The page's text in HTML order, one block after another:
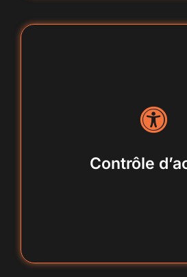
Contrôle
badges, lecteurs